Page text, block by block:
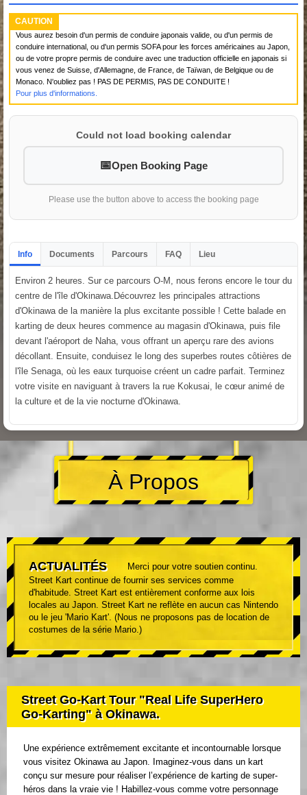
CAUTION
Vous aurez besoin d'un permis de conduire japonais valide, ou d'un permis de
conduire international, ou d'un permis SOFA pour les forces américaines au Japon,
ou de votre propre permis de conduire avec une traduction officielle en japonais si
vous venez de Suisse, d'Allemagne, de France, de Taïwan, de Belgique ou de
Monaco. N'oubliez pas ! PAS DE PERMIS, PAS DE CONDUITE !
Pour plus d'informations.
Could not load booking calendar
Open Booking Page
Please use the button above to access the booking page
Info Documents Parcours FAQ Lieu
Environ 2 heures. Sur ce parcours O-M, nous ferons encore le tour du
centre de l'île d'Okinawa.Découvrez les principales attractions
d'Okinawa de la manière la plus excitante possible ! Cette balade en
karting de deux heures commence au magasin d'Okinawa, puis file
devant l'aéroport de Naha, vous offrant un aperçu rare des avions
décollant. Ensuite, conduisez le long des superbes routes côtières de
l'île Senaga, où les eaux turquoise créent un cadre parfait. Terminez
votre visite en naviguant à travers la rue Kokusai, le cœur animé de
la culture et de la vie nocturne d'Okinawa.
À Propos
ACTUALITÉS
Merci pour votre soutien continu.
Street Kart continue de fournir ses services comme
d'habitude. Street Kart est entièrement conforme aux lois
locales au Japon. Street Kart ne reflète en aucun cas Nintendo
ou le jeu 'Mario Kart'. (Nous ne proposons pas de location de
costumes de la série Mario.)
Street Go-Kart Tour "Real Life SuperHero
Go-Karting" à Okinawa.
Une expérience extrêmement excitante et incontournable lorsque
vous visitez Okinawa au Japon. Imaginez-vous dans un kart
conçu sur mesure pour réaliser l’expérience de karting de super-
héros dans la vraie vie ! Habillez-vous comme votre personnage